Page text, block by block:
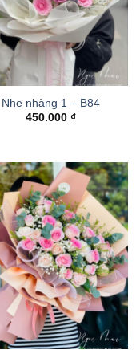
Nhẹ nhàng 1 – B84
450.000 ₫